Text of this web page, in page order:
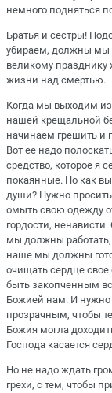
немного подняться
Братья и сестры!
убираем, должны мы
великому празднику
жизни над смертью.
Когда мы выходим
нашей крещальной
начинаем грешить и
Вот ее надо
средство, которое я
покаянные. Но как
души? Нужно
омыть свою одежду
гордости,
мы должны работать,
наше мы должны
очищать сердце свое
быть закопченным
Божией нам. И нужно
прозрачным, чтобы
Божия могла
Господа касается
Но не надо ждать
грехи, с тем, чтобы